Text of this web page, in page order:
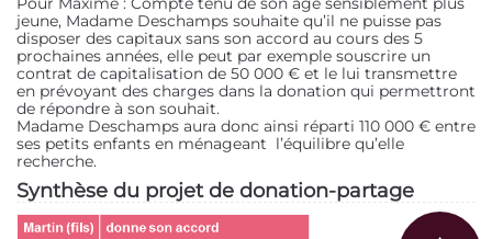
jeune, Madame Deschamps souhaite qu’il ne puisse pas
disposer des capitaux sans son accord au cours des 5
prochaines années, elle peut par exemple souscrire un
contrat de capitalisation de 50 000 € et le lui transmettre
en prévoyant des charges dans la donation qui permettront
de répondre à son souhait.
Madame Deschamps aura donc ainsi réparti 110 000 € entre
ses petits enfants en ménageant l’équilibre qu’elle
recherche.
Synthèse du projet de donation-partage